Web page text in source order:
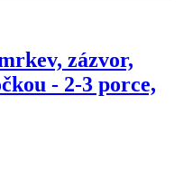
zázvor,
- 2-3 porce,